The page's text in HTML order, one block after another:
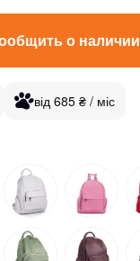
о наличии
від 685 ₴ / міс